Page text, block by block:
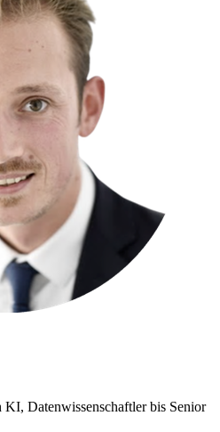
Datenwissenschaftler bis Senior